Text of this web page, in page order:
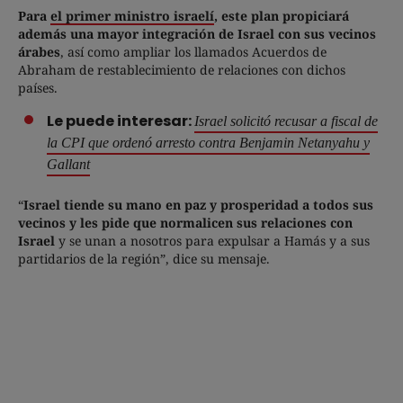
Para el primer ministro israelí, este plan propiciará
además una mayor integración de Israel con sus vecinos
árabes, así como ampliar los llamados Acuerdos de
Abraham de restablecimiento de relaciones con dichos
países.
Le puede interesar: Israel solicitó recusar a fiscal de
la CPI que ordenó arresto contra Benjamin Netanyahu y
Gallant
“Israel tiende su mano en paz y prosperidad a todos sus
vecinos y les pide que normalicen sus relaciones con
Israel y se unan a nosotros para expulsar a Hamás y a sus
partidarios de la región”, dice su mensaje.